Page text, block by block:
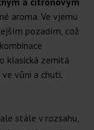
aroma. Ve vjemu
pozadím, což
klasická zemitá
vůni a chuti.
stále v rozsahu,